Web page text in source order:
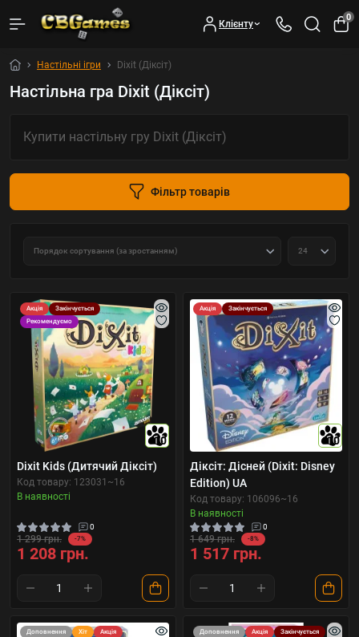
Клієнту
0
Настільні ігри Dixit (Діксіт)
Настільна гра Dixit (Діксіт)
Купити настільну гру Dixit (Діксіт)
Фільтр товарів
Акція
Закінчується
Рекомендуємо
10
Dixit Kids (Дитячий Діксіт)
Код товару: 123031~16
В наявності
0
1 299 грн. -7%
1 208 грн.
Акція Закінчується
10
Діксіт: Дісней (Dixit: Disney
Edition) UA
Код товару: 106096~16
В наявності
0
1 649 грн. -8%
1 517 грн.
Доповнення Хіт
Акція
Доповнення Акція Закінчується